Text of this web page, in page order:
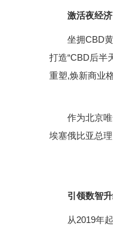
激活夜经济
坐拥CBD黄金
打造“CBD后半
重塑,焕新商业格
作为北京唯一
埃塞俄比亚总
引领数智
从2019年起,